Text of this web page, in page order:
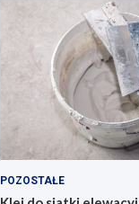
POZOSTAŁE